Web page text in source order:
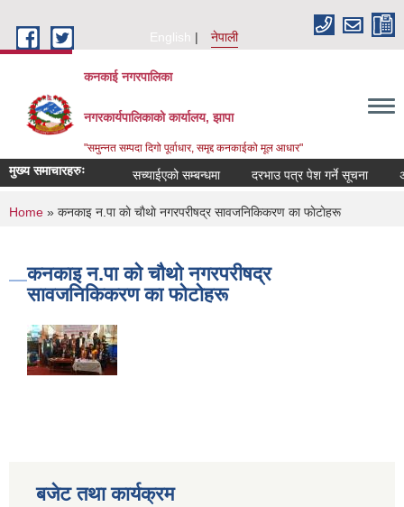
English
नेपाली
कनकाई नगरपालिका
नगरकार्यपालिकाको कार्यालय, झापा
"समुन्नत सम्पदा दिगो पूर्वाधार, समृद्द कनकाईको मूल आधार"
मुख्य समाचारहरुः सच्याईएको सम्बन्धमा दरभाउ पत्र पेश गर्ने सूचना
You are here
Home » कनकाइ न.पा काे चाैथाे नगरपरीषद्र सावजनिकिकरण का फाेटाेहरू
कनकाइ न.पा काे चाैथाे नगरपरीषद्र
सावजनिकिकरण का फाेटाेहरू
बजेट तथा कार्यक्रम